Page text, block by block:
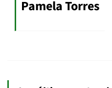
Pamela Torres